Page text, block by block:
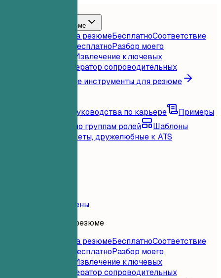
Инструменты для резюме
Мгновенная оценка резюмеБесплатноСоответствие
БесплатноРазбор моего
Извлечение ключевых
Генератор сопроводительных
Все инструменты для резюме
Советы и руководства по карьере
Примеры
Просмотр по группам ролей
Шаблоны
Чистые макеты, дружелюбные к ATS
Цены
Инструменты для резюме
Мгновенная оценка резюмеБесплатноСоответствие
БесплатноРазбор моего
Извлечение ключевых
Генератор сопроводительных